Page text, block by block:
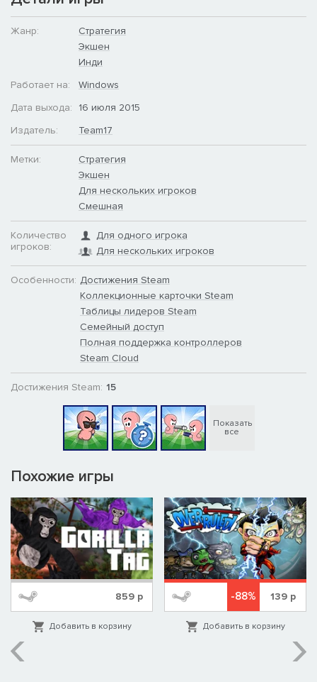
с постепенно возрастающей сложностью.
Жанр:
Стратегия
Экшен
Инди
Работает на:
Windows
Дата выхода:
16 июля 2015
Издатель:
Team17
Метки:
Стратегия
Экшен
Для нескольких игроков
Смешная
Количество
игроков:
Для одного игрока
Для нескольких игроков
Особенности: Достижения Steam
Коллекционные карточки Steam
Таблицы лидеров Steam
Семейный доступ
Полная поддержка контроллеров
Steam Cloud
Достижения Steam: 15
Показать
все
Похожие игры
859 р
Добавить в корзину
-88% 139р
Добавить в корзину